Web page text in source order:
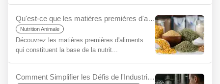
Qu'est-ce que les matières premières d'aliments pour débutants ?
Nutrition Animale
Découvrez les matières premières d'aliments
qui constituent la base de la nutrit...
Comment Simplifier les Défis de l'Industrie de l'Alimentation Animale en Utilisant YemYap ?